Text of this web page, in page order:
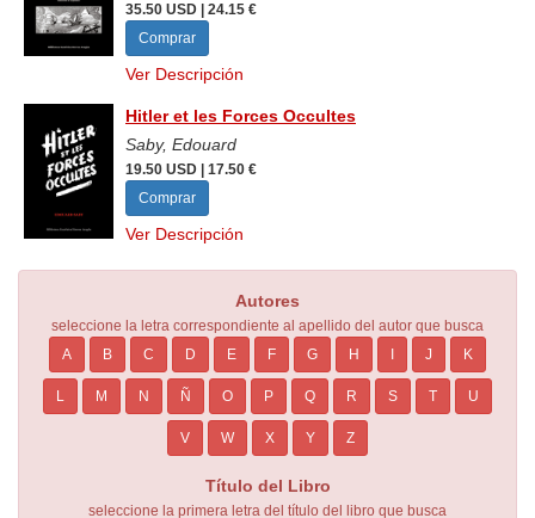
35.50 USD | 24.15 €
Comprar
Ver Descripción
Hitler et les Forces Occultes
Saby, Edouard
19.50 USD | 17.50 €
Comprar
Ver Descripción
Autores
seleccione la letra correspondiente al apellido del autor que busca
A
B C D E F G H J K
L M N Ñ O P Q R S T U
V W X Y Z
Título del Libro
seleccione la primera letra del título del libro que busca